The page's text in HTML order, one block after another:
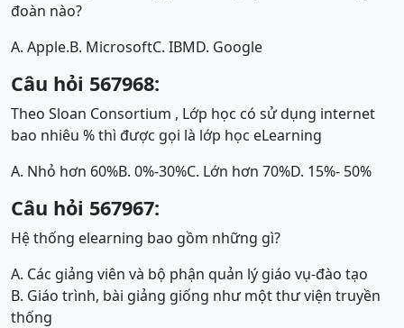
đoàn nào?
A. Apple.B. MicrosoftC. IBMD. Google
Câu hỏi 567968:
Theo Sloan Consortium , Lớp học có sử dụng internet
bao nhiêu % thì được gọi là lớp học eLearning
A. Nhỏ hơn 60%B. 0%-30%C. Lớn hơn 70%D. 15%- 50%
Câu hỏi 567967:
Hệ thống elearning bao gồm những gì?
A. Các giảng viên và bộ phận quản lý giáo vụ-đào tạo
B. Giáo trình, bài giảng giống như một thư viện truyền
thống